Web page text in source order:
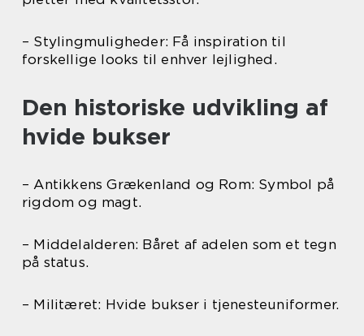
– Stylingmuligheder: Få inspiration til
forskellige looks til enhver lejlighed.
Den historiske udvikling af
hvide bukser
– Antikkens Grækenland og Rom: Symbol på
rigdom og magt.
– Middelalderen: Båret af adelen som et tegn
på status.
– Militæret: Hvide bukser i tjenesteuniformer.